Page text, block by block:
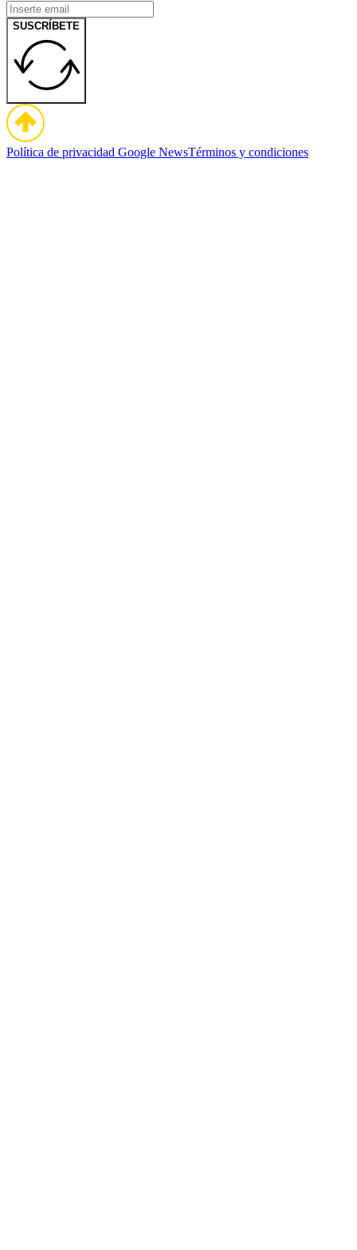
SUSCRÍBETE
Política de privacidad Google NewsTérminos y condiciones